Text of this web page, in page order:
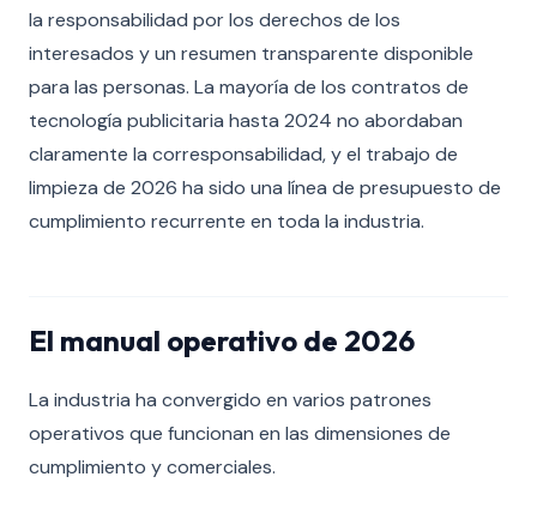
la responsabilidad por los derechos de los
interesados y un resumen transparente disponible
para las personas. La mayoría de los contratos de
tecnología publicitaria hasta 2024 no abordaban
claramente la corresponsabilidad, y el trabajo de
limpieza de 2026 ha sido una línea de presupuesto de
cumplimiento recurrente en toda la industria.
El manual operativo de 2026
La industria ha convergido en varios patrones
operativos que funcionan en las dimensiones de
cumplimiento y comerciales.